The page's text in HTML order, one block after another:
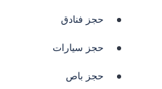
حجز فنادق
حجز سيارات
حجز باص